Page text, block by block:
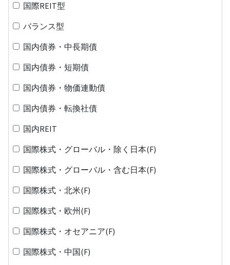
国際REIT型
バランス型
国内債券・中長期債
国内債券・短期債
国内債券・物価連動債
国内債券・転換社債
国内REIT
国際株式・グローバル・除く日本(F)
国際株式・グローバル・含む日本(F)
国際株式・北米(F)
国際株式・欧州(F)
国際株式・オセアニア(F)
国際株式・中国(F)